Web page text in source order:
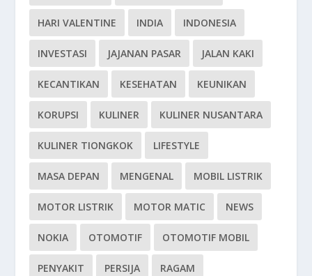
HARI VALENTINE INDIA INDONESIA
INVESTASI JAJANAN PASAR JALAN KAKI
KECANTIKAN KESEHATAN KEUNIKAN
KORUPSI KULINER KULINER NUSANTARA
KULINER TIONGKOK LIFESTYLE
MASA DEPAN MENGENAL MOBIL LISTRIK
MOTOR LISTRIK MOTOR MATIC NEWS
NOKIA OTOMOTIF OTOMOTIF MOBIL
PENYAKIT PERSIJA RAGAM